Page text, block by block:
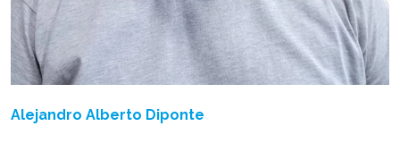
Alejandro Alberto Diponte